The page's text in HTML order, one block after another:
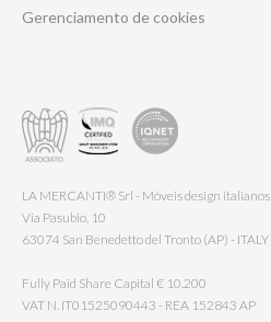
Gerenciamento de cookies
LA MERCANTI® Srl - Móveis design italianos
Via Pasubio, 10
63074 San Benedetto del Tronto (AP) - ITALY
Fully Paid Share Capital € 10.200
VAT N. IT01525090443 - REA 152843 AP